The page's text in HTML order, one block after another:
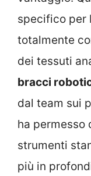
specifico per
totalmente
dei tessuti
bracci
dal team sui
ha permesso
strumenti
più in